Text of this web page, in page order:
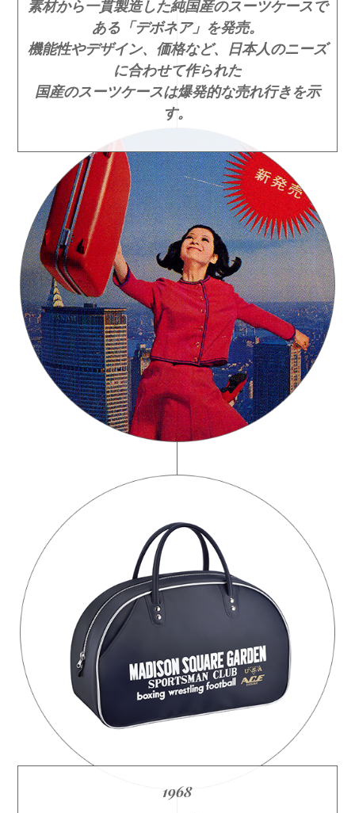
素材から一貫製造した純国産のスーツケースで
ある「デボネア」を発売。
機能性やデザイン、価格など、日本人のニーズ
に合わせて作られた
国産のスーツケースは爆発的な売れ行きを示
す。
1968